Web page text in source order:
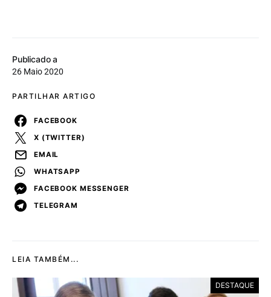
Publicado a
26 Maio 2020
PARTILHAR ARTIGO
FACEBOOK
X (TWITTER)
EMAIL
WHATSAPP
FACEBOOK MESSENGER
TELEGRAM
LEIA TAMBÉM...
DESTAQUE